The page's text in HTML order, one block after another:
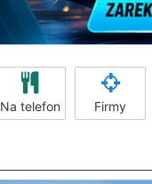
Na telefon Firmy